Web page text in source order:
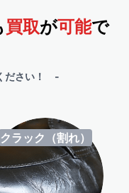
買取が可能で
ださい！ -
クラック（割れ）